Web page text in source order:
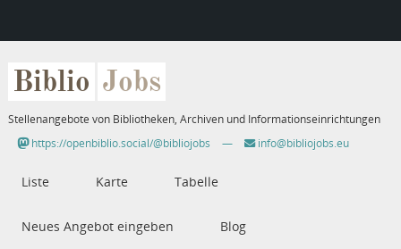
Biblio Jobs
Stellenangebote von Bibliotheken, Archiven und Informationseinrichtungen
https://openbiblio.social/@bibliojobs
— info@bibliojobs.eu
Liste Karte Tabelle
Neues Angebot eingeben Blog